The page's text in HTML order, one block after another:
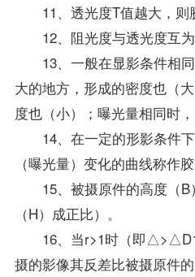
11、透光度T值越大，则
12、阻光度与透光度互为
13、一般在显影条件相同
大的地方，形成的密度也（
度也（小）；曝光量相同时
14、在一定的形影条件下
（曝光量）变化的曲线称作
15、被摄原件的高度（B
（H）成正比）。
16、当r>1时（即
摄的影像其反差比被摄原件的